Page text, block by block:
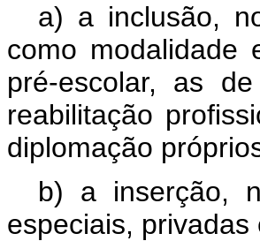
a) a inclusão,
como modalidade
pré-escolar, as
reabilitação
diplomação
b) a inserção,
especiais, privadas